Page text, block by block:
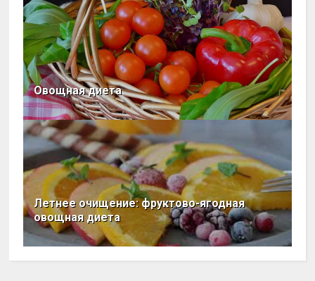
Овощная диета
Летнее очищение: фруктово-ягодная
овощная диета